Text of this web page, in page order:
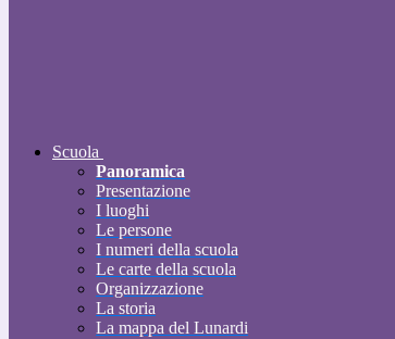
Scuola
Panoramica
Presentazione
I luoghi
Le persone
I numeri della scuola
Le carte della scuola
Organizzazione
La storia
La mappa del Lunardi